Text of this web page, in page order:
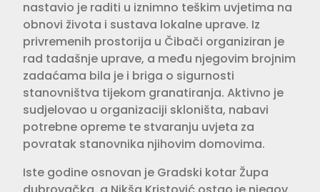
nastavio je raditi u iznimno teškim uvjetima na
obnovi života i sustava lokalne uprave. Iz
privremenih prostorija u Čibači organiziran je
rad tadašnje uprave, a među njegovim brojnim
zadaćama bila je i briga o sigurnosti
stanovništva tijekom granatiranja. Aktivno je
sudjelovao u organizaciji skloništa, nabavi
potrebne opreme te stvaranju uvjeta za
povratak stanovnika njihovim domovima.
Iste godine osnovan je Gradski kotar Župa